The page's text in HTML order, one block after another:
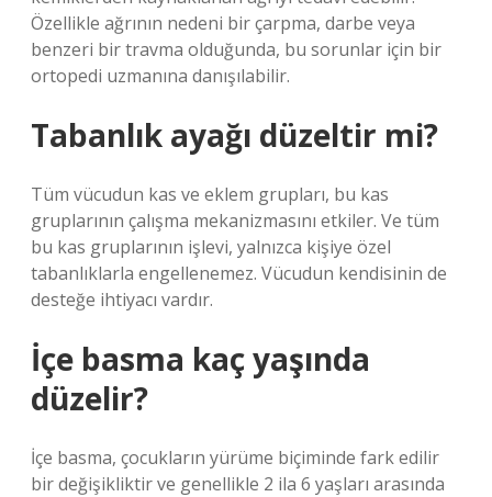
Özellikle ağrının nedeni bir çarpma, darbe veya
benzeri bir travma olduğunda, bu sorunlar için bir
ortopedi uzmanına danışılabilir.
Tabanlık ayağı düzeltir mi?
Tüm vücudun kas ve eklem grupları, bu kas
gruplarının çalışma mekanizmasını etkiler. Ve tüm
bu kas gruplarının işlevi, yalnızca kişiye özel
tabanlıklarla engellenemez. Vücudun kendisinin de
desteğe ihtiyacı vardır.
İçe basma kaç yaşında
düzelir?
İçe basma, çocukların yürüme biçiminde fark edilir
bir değişikliktir ve genellikle 2 ila 6 yaşları arasında